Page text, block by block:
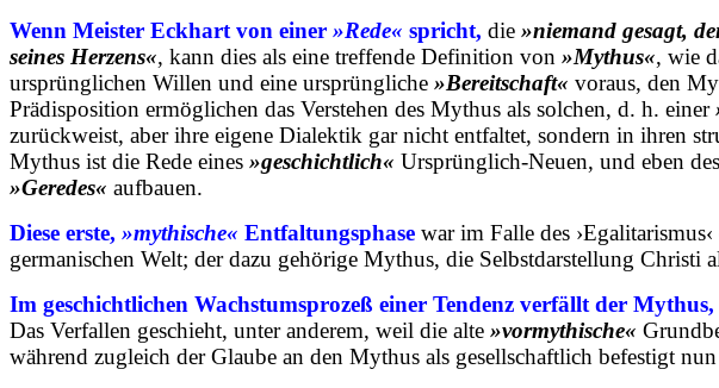
Wenn Meister Eckhart von einer »Rede« spricht, die »niemand gesagt,
seines Herzens«, kann dies als eine treffende Definition von »Mythus«, wie
ursprünglichen Willen und eine ursprüngliche »Bereitschaft« voraus, den
Prädisposition ermöglichen das Verstehen des Mythus als solchen, d. h. einer
zurückweist, aber ihre eigene Dialektik gar nicht entfaltet, sondern in ihren
Mythus ist die Rede eines »geschichtlich« Ursprünglich-Neuen, und eben
»Geredes« aufbauen.
Diese erste, »mythische« Entfaltungsphase war im Falle des
germanischen Welt; der dazu gehörige Mythus, die Selbstdarstellung
Im geschichtlichen Wachstumsprozeß einer Tendenz verfällt der Mythus,
Das Verfallen geschieht, unter anderem, weil die alte »vormythische«
während zugleich der Glaube an den Mythus als gesellschaftlich befestigt